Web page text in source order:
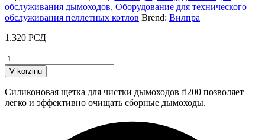
обслуживания дымоходов, Оборудование для технического
обслуживания пеллетных котлов Brend: Вилпра
1.320 РСД
Količestvo
tovara
Silikonska
četka
za
V korzinu
Силиконовая щетка для чистки дымоходов fi200 позволяет
легко и эффективно очищать сборные дымоходы.